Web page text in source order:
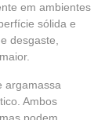
em ambientes
sólida e
desgaste,
argamassa
Ambos